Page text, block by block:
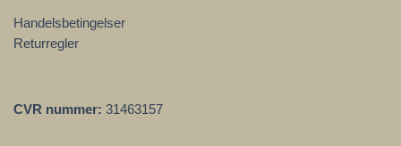
Handelsbetingelser
Returregler
CVR nummer: 31463157